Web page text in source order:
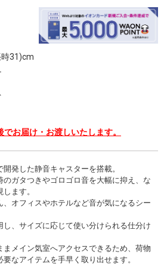
時31)cm
お届け・お渡しいたします。
発した静音キャスターを搭載。
ガタつきやゴロゴロ音を大幅に抑え、な
ます。
オフィスやホテルなど音が気になるシー
、サイズに応じて使い分けられる仕分け
メイン気室へアクセスできるため、荷物
なアイテムを手早く取り出せます。